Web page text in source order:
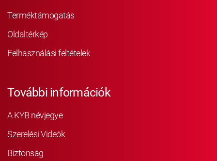
Terméktámogatás
Oldaltérkép
Felhasználási feltételek
További információk
A KYB névjegye
Szerelési Videók
Biztonság